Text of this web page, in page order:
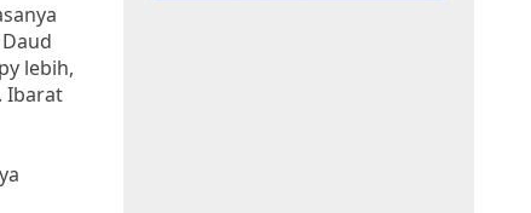
lebih,
Ibarat